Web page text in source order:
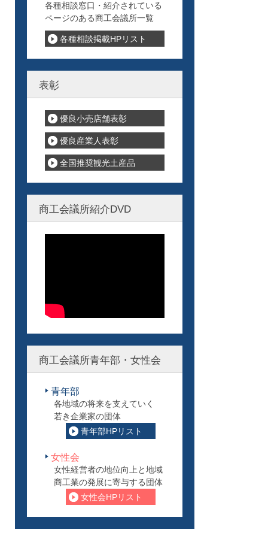
各種相談窓口・紹介されている
ページのある商工会議所一覧
各種相談掲載HPリスト
表彰
優良小売店舗表彰
優良産業人表彰
全国推奨観光土産品
商工会議所紹介DVD
商工会議所青年部・女性会
青年部
各地域の将来を支えていく
若き企業家の団体
青年部HPリスト
女性会
女性経営者の地位向上と地域
商工業の発展に寄与する団体
女性会HPリスト